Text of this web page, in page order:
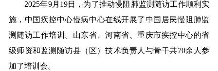
2025年9月19日，为了推动慢阻肺监测随访工作顺利实
施， 中国疾控中心慢病中心在线开展了中国 居民慢阻肺监
测随访工作培训。 山东省、河南省、重庆市疾控中心的省
级师资和监测随访县（区）技术负责人与骨干共70余人参
加了培训会。